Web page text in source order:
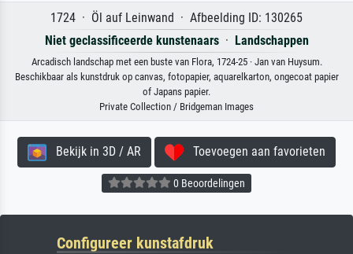
1724 · Öl auf Leinwand · Afbeelding ID: 130265
Niet geclassificeerde kunstenaars· Landschappen
Arcadisch landschap met een buste van Flora, 1724-25 · Jan van Huysum.
Beschikbaar als kunstdruk op canvas, fotopapier, aquarelkarton, ongecoat papier
of Japans papier.
Private Collection / Bridgeman Images
Bekijk in 3D / AR Toevoegen aan favorieten
0 Beoordelingen
Configureer kunstafdruk